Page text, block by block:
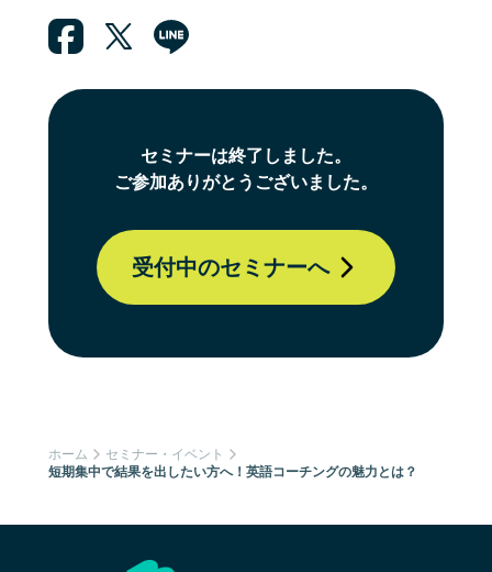
セミナーは終了しました。
ご参加ありがとうございました。
受付中のセミナーへ
ホーム
セミナー・イベント
短期集中で結果を出したい方へ！英語コーチングの魅力とは？